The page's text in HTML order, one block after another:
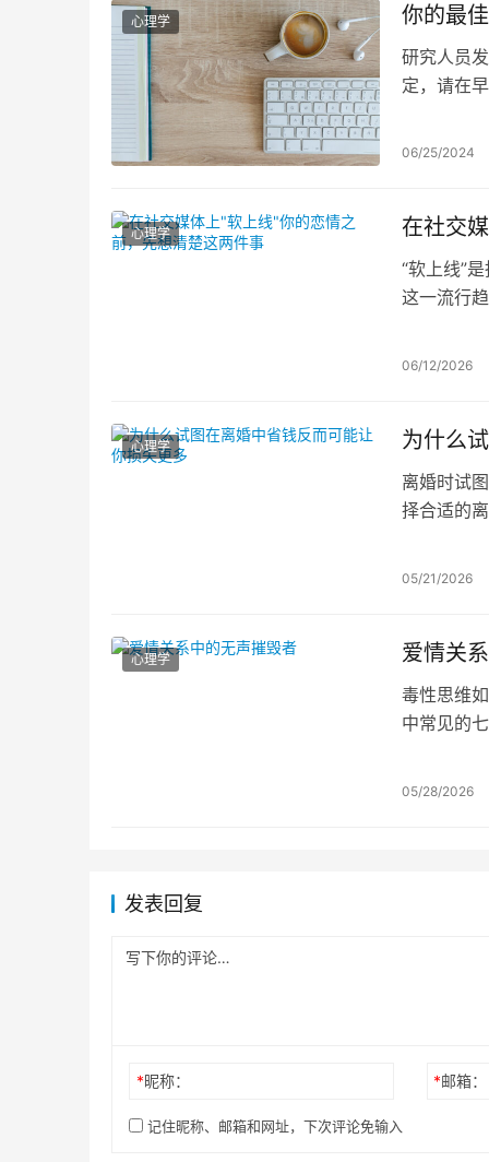
心理学 你的最
研究人员
定，请在
06/25/2024
心理学 在社交
“软上线”
这一流行
06/12/2026
心理学 为什么
离婚时试
择合适的
05/21/2026
心理学 爱情关
毒性思维
中常见的
05/28/2026
发表回复
*昵称： *邮箱：
记住昵称、邮箱和网址，下次评论免输入